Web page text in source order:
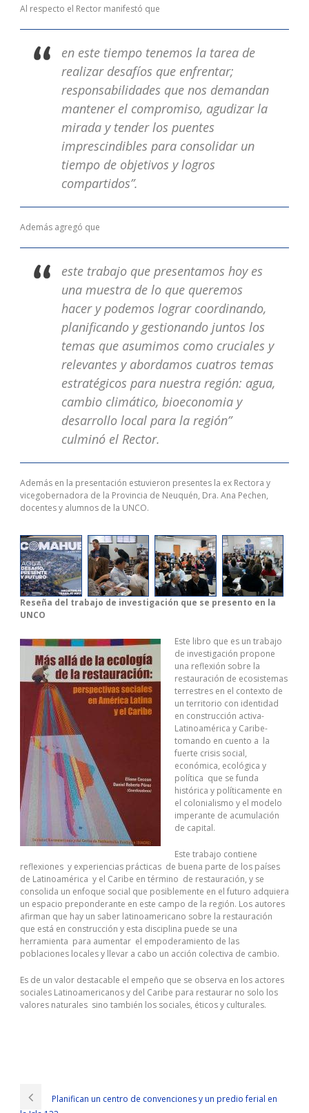
Al respecto el Rector manifestó que
en este tiempo tenemos la tarea de
realizar desafíos que enfrentar;
responsabilidades que nos demandan
mantener el compromiso, agudizar la
mirada y tender los puentes
imprescindibles para consolidar un
tiempo de objetivos y logros
compartidos”.
Además agregó que
este trabajo que presentamos hoy es
una muestra de lo que queremos
hacer y podemos lograr coordinando,
planificando y gestionando juntos los
temas que asumimos como cruciales y
relevantes y abordamos cuatros temas
estratégicos para nuestra región: agua,
cambio climático, bioeconomia y
desarrollo local para la región”
culminó el Rector.
Además en la presentación estuvieron presentes la ex Rectora y
vicegobernadora de la Provincia de Neuquén, Dra. Ana Pechen,
docentes y alumnos de la UNCO.
Reseña del trabajo de investigación que se presento en la
UNCO
Este libro que es un trabajo
de investigación propone
una reflexión sobre la
restauración de ecosistemas
terrestres en el contexto de
un territorio con identidad
en construcción activa-
Latinoamérica y Caribe-
tomando en cuento a la
fuerte crisis social,
económica, ecológica y
política que se funda
histórica y políticamente en
el colonialismo y el modelo
imperante de acumulación
de capital.
Este trabajo contiene
reflexiones y experiencias prácticas de buena parte de los países
de Latinoamérica y el Caribe en término de restauración, y se
consolida un enfoque social que posiblemente en el futuro adquiera
un espacio preponderante en este campo de la región. Los autores
afirman que hay un saber latinoamericano sobre la restauración
que está en construcción y esta disciplina puede se una
herramienta para aumentar el empoderamiento de las
poblaciones locales y llevar a cabo un acción colectiva de cambio.
Es de un valor destacable el empeño que se observa en los actores
sociales Latinoamericanos y del Caribe para restaurar no solo los
valores naturales sino también los sociales, éticos y culturales.
There is noCompTIA LX0-104 Exam Downloadplace to die. We
lined up CompTIA LX0-104 Exam Download with many people in
Planifican un centro de convenciones y un predio ferial en